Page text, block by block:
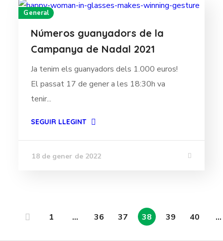
General
Números guanyadors de la
Campanya de Nadal 2021
Ja tenim els guanyadors dels 1.000 euros!
El passat 17 de gener a les 18:30h va
tenir...
SEGUIR LLEGINT
18 de gener de 2022
1 … 36 37 38 39 40 …